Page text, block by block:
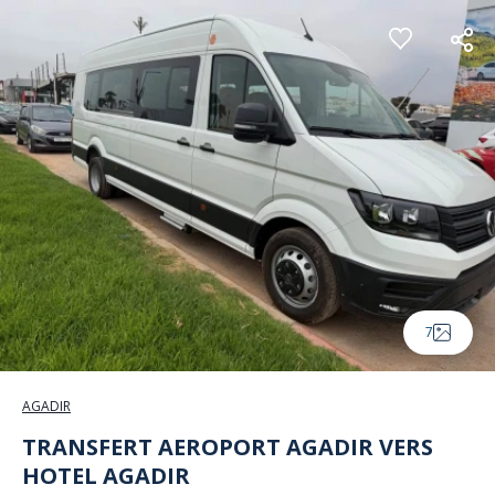
Panneau de gestion des cookies
7
AGADIR
TRANSFERT AEROPORT AGADIR VERS
HOTEL AGADIR